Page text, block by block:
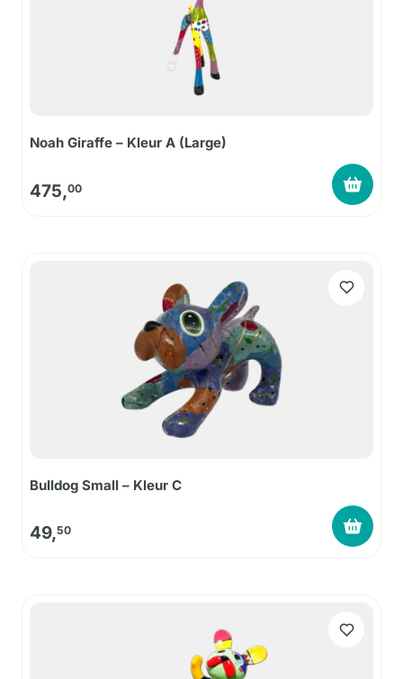
Noah Giraffe – Kleur A (Large)
475,00
Bulldog Small – Kleur C
49,50